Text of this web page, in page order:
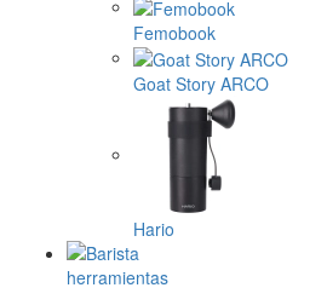
Femobook
Goat Story ARCO
Hario